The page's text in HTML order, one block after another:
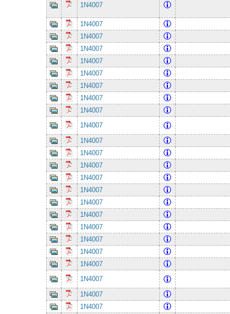
1N4007
1N4007
1N4007
1N4007
1N4007
1N4007
1N4007
1N4007
1N4007
1N4007
1N4007
1N4007
1N4007
1N4007
1N4007
1N4007
1N4007
1N4007
1N4007
1N4007
1N4007
1N4007
1N4007
1N4007